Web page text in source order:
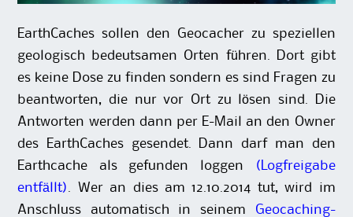
EarthCaches sollen den Geocacher zu speziellen
geologisch bedeutsamen Orten führen. Dort gibt
es keine Dose zu finden sondern es sind Fragen zu
beantworten, die nur vor Ort zu lösen sind. Die
Antworten werden dann per E-Mail an den Owner
des EarthCaches gesendet. Dann darf man den
Earthcache als gefunden loggen
(Logfreigabe
entfällt)
. Wer an dies am 12.10.2014 tut, wird im
Anschluss automatisch in seinem Geocaching-